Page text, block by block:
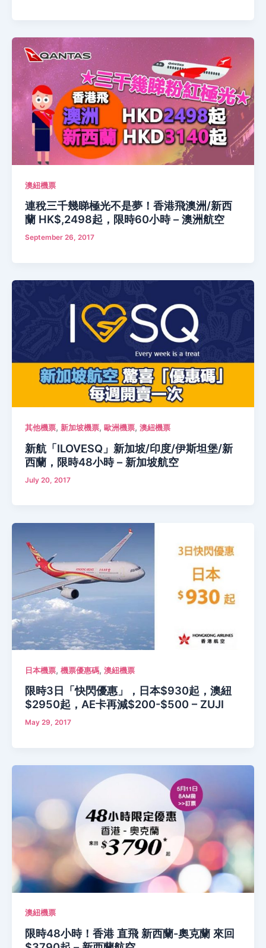
澳紐機票
連稅三千幾睇極光不是夢！香港飛澳洲/新西
蘭 HK$,2498起，限時60小時 – 澳洲航空
September 26, 2017
其他機票, 新加坡機票, 歐洲機票, 澳紐機票
新航「ILOVESQ」新加坡/印度/伊斯坦堡/新
西蘭，限時48小時 – 新加坡航空
July 20, 2017
日本機票, 機票優惠碼, 澳紐機票
限時3日「快閃優惠」，日本$930起，澳紐
$2950起，AE卡再減$200-$500 – ZUJI
May 29, 2017
澳紐機票
限時48小時！香港 直飛 新西蘭-奧克蘭 來回